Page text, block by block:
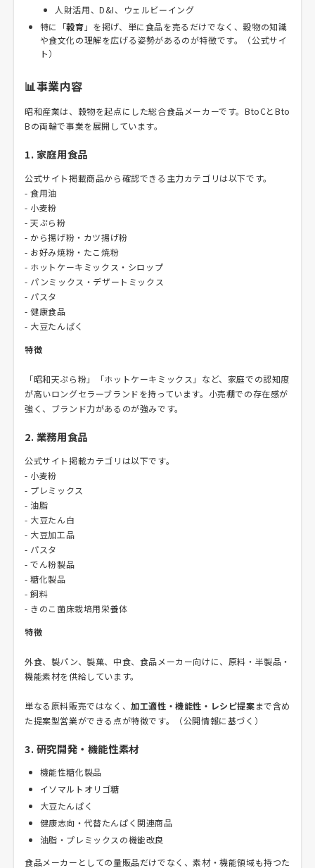
人財活用、D&I、ウェルビーイング
特に「穀育 」を掲げ、単に食品を売るだけでなく、穀物の知識
や食文化の理解を広げる姿勢があるのが特徴です。（公式サイ
ト）
📊事業内容
昭和産業は、穀物を起点にした総合食品メーカーです。BtoCとBto
Bの両輪で事業を展開しています。
1. 家庭用食品
公式サイト掲載商品から確認できる主力カテゴリは以下です。
- 食用油
- 小麦粉
- 天ぷら粉
- から揚げ粉・カツ揚げ粉
- お好み焼粉・たこ焼粉
- ホットケーキミックス・シロップ
- パンミックス・デザートミックス
- パスタ
- 健康食品
- 大豆たんぱく
特徴
「昭和天ぷら粉」「ホットケーキミックス」など、家庭での認知度
が高いロングセラーブランドを持っています。小売棚での存在感が
強く、ブランド力があるのが強みです。
2. 業務用食品
公式サイト掲載カテゴリは以下です。
- 小麦粉
- プレミックス
- 油脂
- 大豆たん白
- 大豆加工品
- パスタ
- でん粉製品
- 糖化製品
- 飼料
- きのこ菌床栽培用栄養体
特徴
外食、製パン、製菓、中食、食品メーカー向けに、原料・半製品・
機能素材を供給しています。
単なる原料販売ではなく、加工適性・機能性・レシピ提案まで含め
た提案型営業ができる点が特徴です。（公開情報に基づく）
3. 研究開発・機能性素材
機能性糖化製品
イソマルトオリゴ糖
大豆たんぱく
健康志向・代替たんぱく関連商品
油脂・プレミックスの機能改良
食品メーカーとしての量販品だけでなく、素材・機能領域も持つた